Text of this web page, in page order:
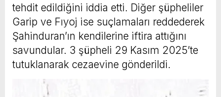
tehdit edildiğini iddia etti. Diğer şüpheliler
Garip ve Fıyoj ise suçlamaları reddederek
Şahinduran’ın kendilerine iftira attığını
savundular. 3 şüpheli 29 Kasım 2025’te
tutuklanarak cezaevine gönderildi.